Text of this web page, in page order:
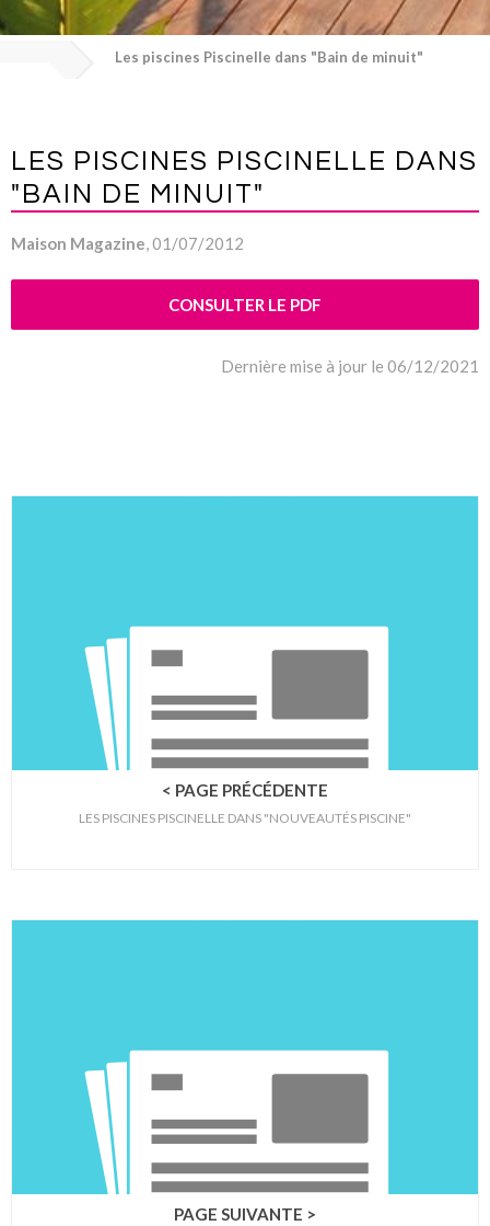
Les piscines Piscinelle dans "Bain de minuit"
LES PISCINES PISCINELLE DANS
"BAIN DE MINUIT"
Maison Magazine, 01/07/2012
CONSULTER LE PDF
Dernière mise à jour le 06/12/2021
< PAGE PRÉCÉDENTE
LES PISCINES PISCINELLE DANS "NOUVEAUTÉS PISCINE"
PAGE SUIVANTE >